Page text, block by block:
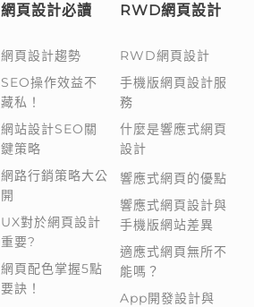
網頁設計必讀
網頁設計趨勢
SEO操作效益不
藏私！
網站設計SEO關
鍵策略
網路行銷策略大公
開
UX對於網頁設計
重要?
網頁配色掌握5點
要訣！
RWD網頁設計
RWD網頁設計
手機版網頁設計服
務
什麼是響應式網頁
設計
響應式網頁的優點
響應式網頁設計與
手機版網站差異
適應式網頁無所不
能嗎？
App開發設計與